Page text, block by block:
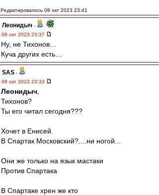
Редактировалось 08 окт 2023 23:41
Леонидыч -
08 окт 2023 23:37
Ну, не Тихонов…
Куча других есть…
SAS -
08 окт 2023 23:33
Леонидыч
Тихонов?
Ты его читал сегодня???
Хочет в Енисей.
В Спартак Московский?....ни ногой...
Они же только на язык мастаки
Против Спартака
В Спартаке хрен же кто